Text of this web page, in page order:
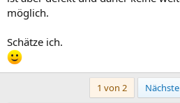
möglich.
Schätze ich.
1 von 2 Nächste